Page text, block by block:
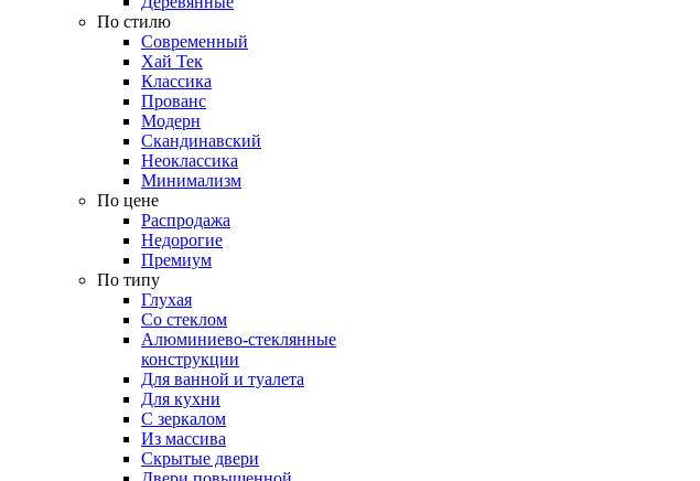
По стилю
Современный
Хай Тек
Классика
Прованс
Модерн
Скандинавский
Неоклассика
Минимализм
По цене
Распродажа
Недорогие
Премиум
По типу
Глухая
Со стеклом
Алюминиево-стеклянные
конструкции
Для ванной и туалета
Для кухни
С зеркалом
Из массива
Скрытые двери